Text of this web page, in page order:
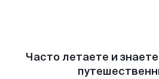
Часто летаете и